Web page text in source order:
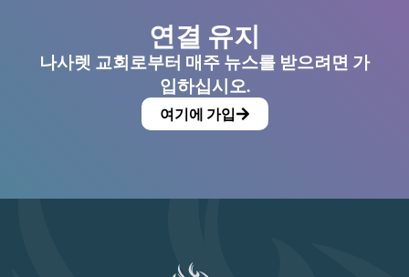
연결 유지
나사렛 교회로부터 매주 뉴스를 받으려면 가
입하십시오.
여기에 가입